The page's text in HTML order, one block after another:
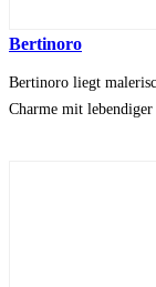
Bertinoro
Bertinoro liegt
Charme mit lebendiger